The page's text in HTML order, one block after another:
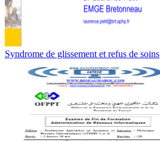
Syndrome de glissement et refus de soins